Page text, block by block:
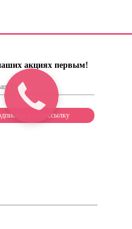
акциях первым!